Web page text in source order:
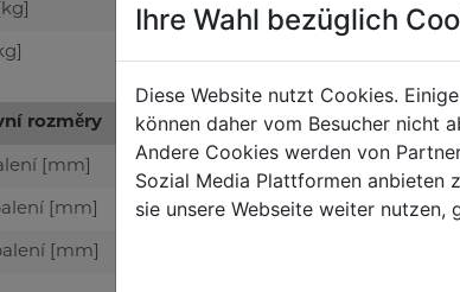
rozměry
[mm]
[mm]
[mm]
Ihre Wahl bezüglich
Diese Website nutzt Cookies.
können daher vom Besucher nicht
Andere Cookies werden von
Sozial Media Plattformen anbieten
sie unsere Webseite weiter nutzen,